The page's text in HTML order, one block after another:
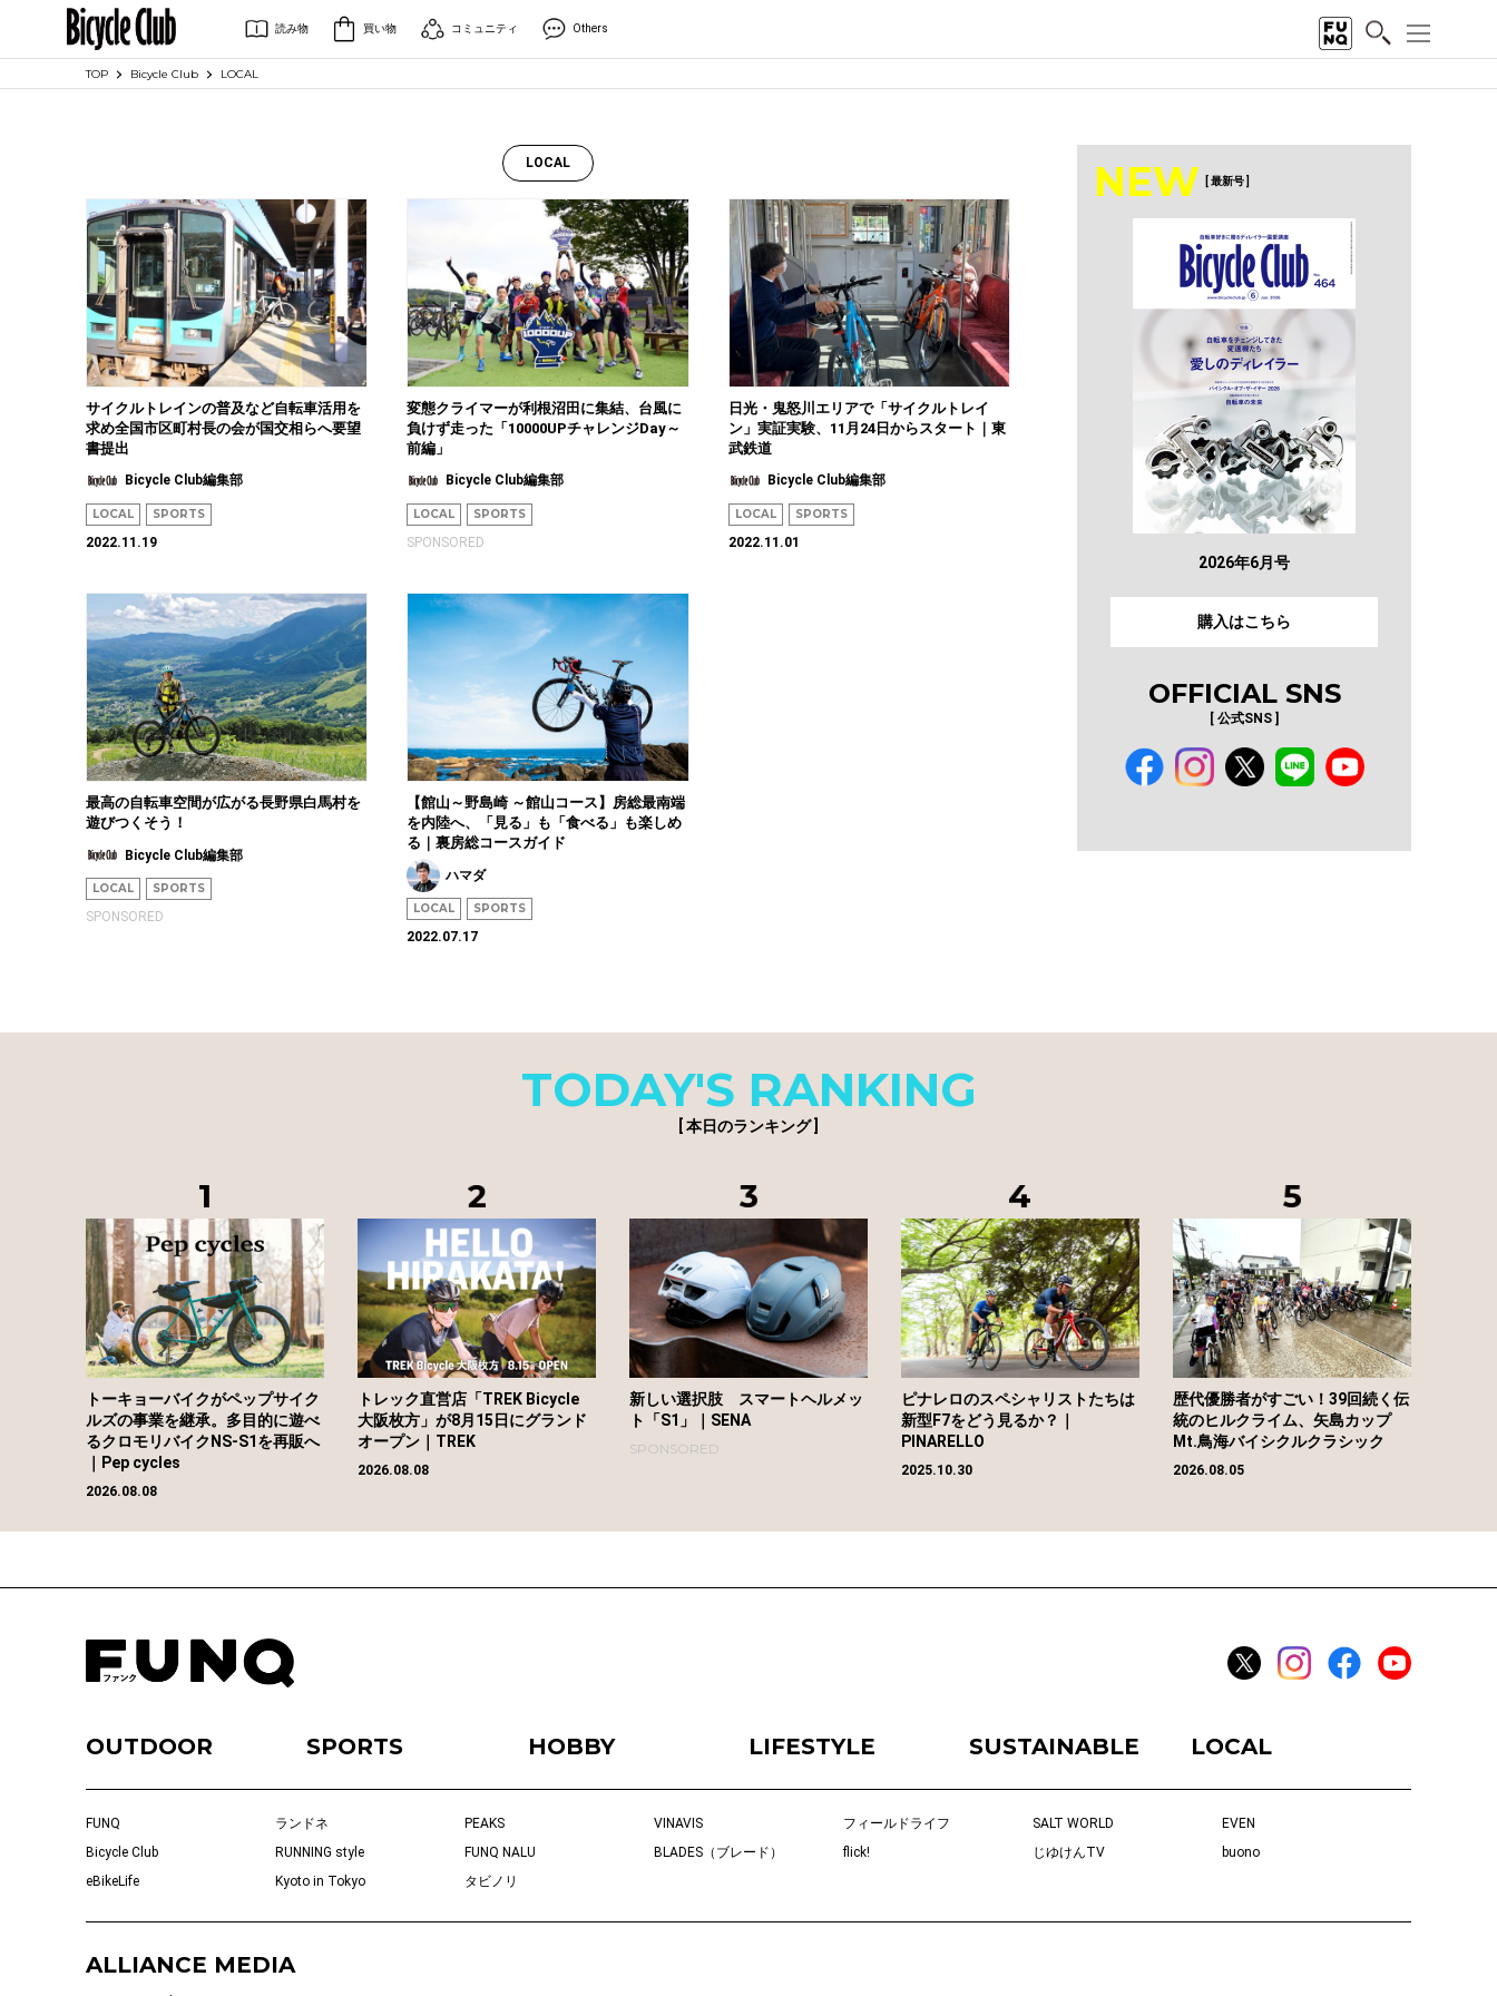
読み物 買い物 コミュニティ Others
TOP Bicycle Club LOCAL
LOCAL
サイクルトレインの普及など自転車活用を
求め全国市区町村長の会が国交相らへ要望
書提出
Bicycle Club編集部
LOCAL SPORTS
2022.11.19
変態クライマーが利根沼田に集結、台風に
負けず走った「10000UPチャレンジDay～
前編」
Bicycle Club編集部
LOCAL SPORTS
SPONSORED
日光・鬼怒川エリアで「サイクルトレイ
ン」実証実験、11月24日からスタート｜東
武鉄道
Bicycle Club編集部
LOCAL SPORTS
2022.11.01
最高の自転車空間が広がる長野県白馬村を
遊びつくそう！
Bicycle Club編集部
LOCAL SPORTS
SPONSORED
【館山～野島崎 ～館山コース】房総最南端
を内陸へ、「見る」も「食べる」も楽しめ
る｜裏房総コースガイド
ハマダ
LOCAL SPORTS
2022.07.17
NEW [ 最新号 ]
2026年6月号
購入はこちら
OFFICIAL SNS
[ 公式SNS ]
TODAY'S RANKING
[ 本日のランキング ]
トーキョーバイクがペップサイク
ルズの事業を継承。多目的に遊べ
るクロモリバイクNS-S1を再販へ
｜Pep cycles
2026.08.08
トレック直営店「TREK Bicycle
大阪枚方」が8月15日にグランド
オープン｜TREK
2026.08.08
新しい選択肢 スマートヘルメッ
ト「S1」｜SENA
SPONSORED
ピナレロのスペシャリストたちは
新型F7をどう見るか？｜
PINARELLO
2025.10.30
歴代優勝者がすごい！39回続く伝
統のヒルクライム、矢島カップ
Mt.鳥海バイシクルクラシック
2026.08.05
OUTDOOR SPORTS HOBBY LIFESTYLE SUSTAINABLE LOCAL
FUNQ ランドネ PEAKS VINAVIS フィールドライフ SALT WORLD
EVEN
Bicycle Club
RUNNING style FUNQ NALU BLADES（ブレード） flick! じゆけんTV
buono
eBikeLife
Kyoto in Tokyo タビノリ
ALLIANCE MEDIA